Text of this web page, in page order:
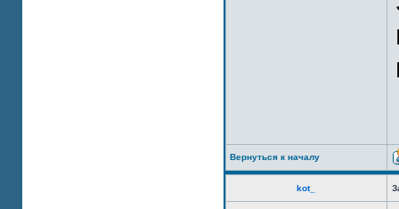
Вернуться к началу
kot_